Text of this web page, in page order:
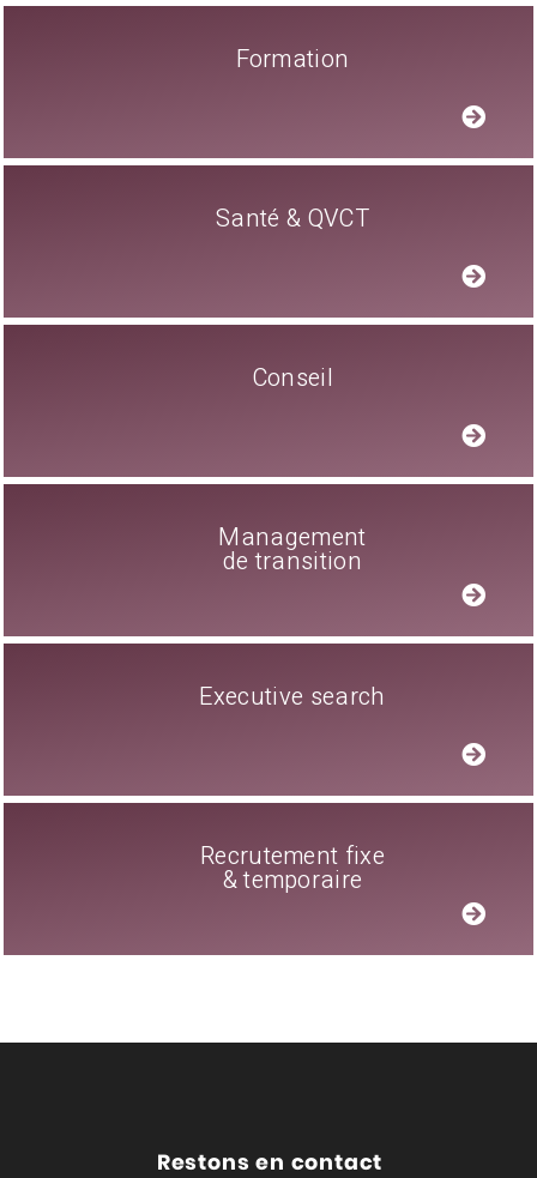
Formation
Santé & QVCT
Conseil
Management
de transition
Executive search
Recrutement fixe
& temporaire
Restons en contact